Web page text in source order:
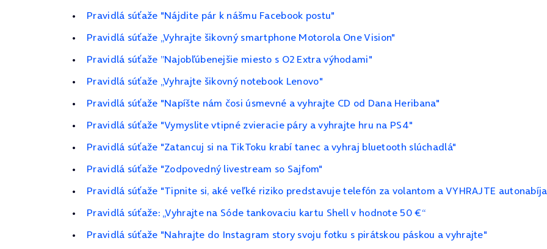
Pravidlá súťaže "Nájdite pár k nášmu Facebook postu"
Pravidlá súťaže „Vyhrajte šikovný smartphone Motorola One Vision"
Pravidlá súťaže ”Najobľúbenejšie miesto s O2 Extra výhodami"
Pravidlá súťaže „Vyhrajte šikovný notebook Lenovo"
Pravidlá súťaže "Napíšte nám čosi úsmevné a vyhrajte CD od Dana Heribana"
Pravidlá súťaže "Vymyslite vtipné zvieracie páry a vyhrajte hru na PS4"
Pravidlá súťaže "Zatancuj si na TikToku krabí tanec a vyhraj bluetooth slúchadlá"
Pravidlá súťaže "Zodpovedný livestream so Sajfom"
Pravidlá súťaže "Tipnite si, aké veľké riziko predstavuje telefón za volantom a VYHRAJTE
Pravidlá súťaže: „Vyhrajte na Sóde tankovaciu kartu Shell v hodnote 50 €“
Pravidlá súťaže "Nahrajte do Instagram story svoju fotku s pirátskou páskou a vyhrajte"